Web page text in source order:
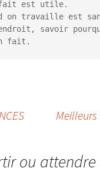
on travaille est
savoir
ou attendre